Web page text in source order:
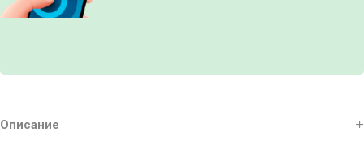
Описание